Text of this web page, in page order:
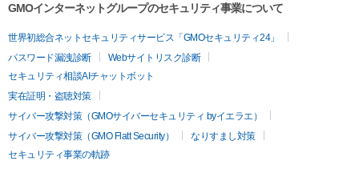
GMOインターネットグループのセキュリティ事業について
世界初総合ネットセキュリティサービス「GMOセキュリティ24」
パスワード漏洩診断
Webサイトリスク診断
セキュリティ相談AIチャットボット
実在証明・盗聴対策
サイバー攻撃対策（GMOサイバーセキュリティ byイエラエ）
サイバー攻撃対策（GMO Flatt Security）
なりすまし対策
セキュリティ事業の軌跡